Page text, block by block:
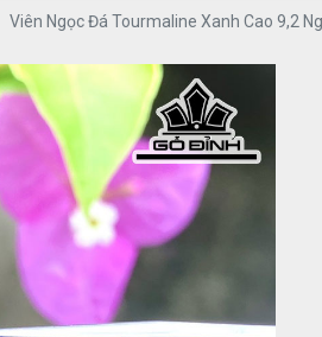
Viên Ngọc Đá Tourmaline Xanh Cao 9,2